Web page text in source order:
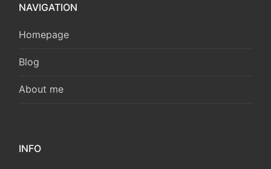
NAVIGATION
Homepage
Blog
About me
INFO